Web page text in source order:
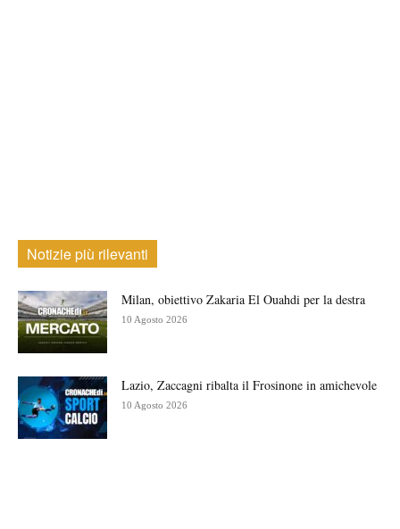
Notizie più rilevanti
Milan, obiettivo Zakaria El Ouahdi per la destra
10 Agosto 2026
Lazio, Zaccagni ribalta il Frosinone in amichevole
10 Agosto 2026